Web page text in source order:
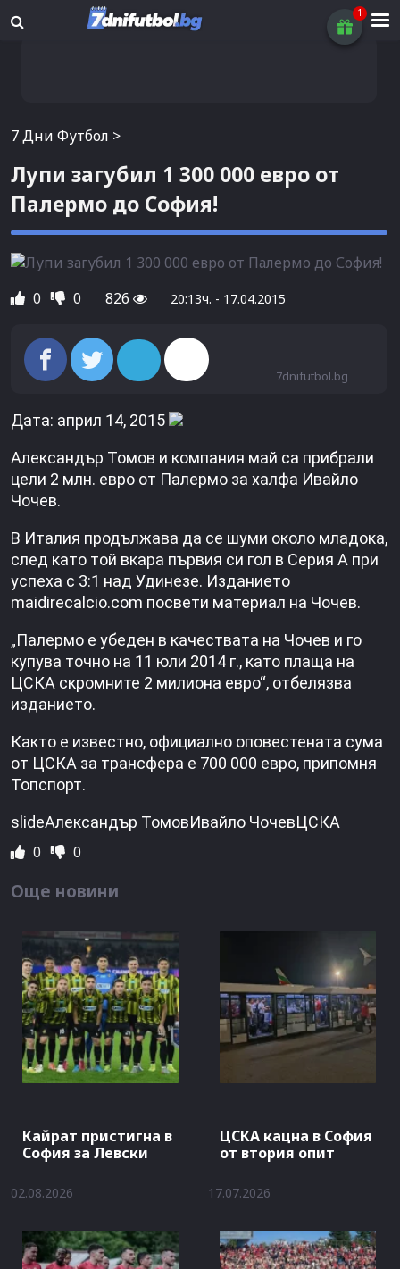
7 Дни Футбол >
Лупи загубил 1 300 000 евро от
Палермо до София!
0 0 826 20:13ч. - 17.04.2015
7dnifutbol.bg
Дата: април 14, 2015
Александър Томов и компания май са прибрали
цели 2 млн. евро от Палермо за халфа Ивайло
Чочев.
В Италия продължава да се шуми около младока,
след като той вкара първия си гол в Серия А при
успеха с 3:1 над Удинезе. Изданието
maidirecalcio.com посвети материал на Чочев.
„Палермо е убеден в качествата на Чочев и го
купува точно на 11 юли 2014 г., като плаща на
ЦСКА скромните 2 милиона евро“, отбелязва
изданието.
Както е известно, официално оповестената сума
от ЦСКА за трансфера е 700 000 евро, припомня
Топспорт.
slideАлександър ТомовИвайло ЧочевЦСКА
0 0
Още новини
Кайрат пристигна в
София за Левски
02.08.2026
ЦСКА кацна в София
от втория опит
17.07.2026